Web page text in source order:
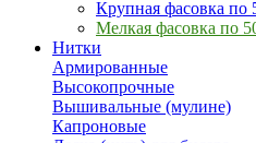
Крупная фасовка по
Мелкая фасовка по
Нитки
Армированные
Высокопрочные
Вышивальные (мулине)
Капроновые